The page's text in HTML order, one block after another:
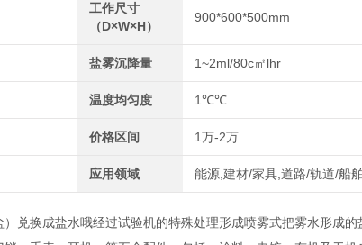
工作尺寸
（D×W×H）
900*600*500mm
盐雾沉降量 1~2ml/80c㎡lhr
温度均匀度 1℃℃
价格区间 1万-2万
应用领域 能源,建材/家具,道路/轨道/船舶
兑换成盐水哦经过试验机的特殊处理形成喷雾式把雾水形成的